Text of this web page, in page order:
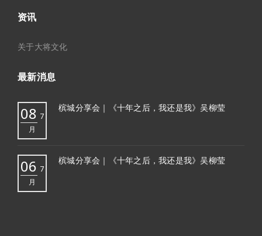
资讯
关于大将文化
最新消息
08 7
月
槟城分享会｜《十年之后，我还是我》吴柳莹
06 7
月
槟城分享会｜《十年之后，我还是我》吴柳莹